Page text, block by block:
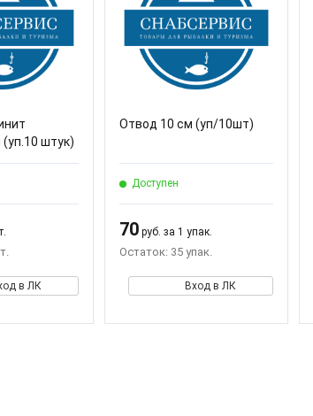
штук)
в ЛК
Отвод 10 см (уп/10шт)
Доступен
70руб. за 1 упак.
Остаток: 35 упак.
Вход в ЛК